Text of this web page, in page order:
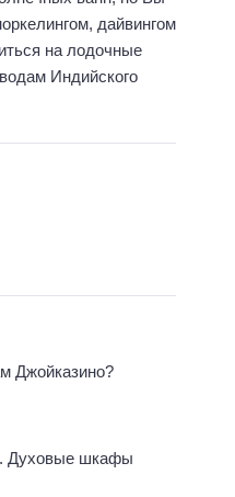
дайвингом
на лодочные
Индийского
Джойказино?
Духовые шкафы